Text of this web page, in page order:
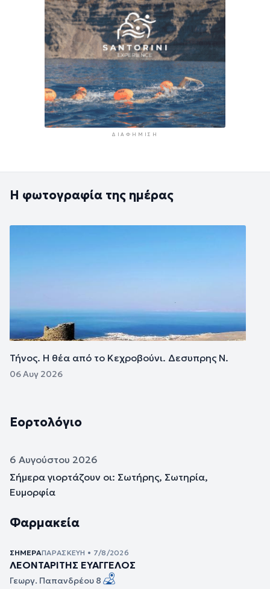
ΔΙΑΦΉΜΙΣΗ
Η φωτογραφία της ημέρας
Τήνος. Η θέα από το Κεχροβούνι. Δεσυπρης Ν.
06 Αυγ 2026
Εορτολόγιο
6 Αυγούστου 2026
Σήμερα γιορτάζουν οι: Σωτήρης, Σωτηρία,
Ευμορφία
Φαρμακεία
ΣΉΜΕΡΑΠΑΡΑΣΚΕΥΉ • 7/8/2026
ΛΕΟΝΤΑΡΙΤΗΣ ΕΥΑΓΓΕΛΟΣ
Γεωργ. Παπανδρέου 8